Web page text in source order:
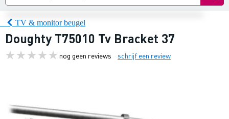
TV & monitor beugel
Doughty T75010 Tv Bracket 37
nog geen reviews schrijf een review